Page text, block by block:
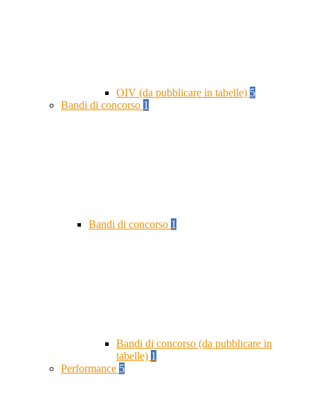
OIV (da pubblicare in tabelle) 5
Bandi di concorso 1
Bandi di concorso 1
Bandi di concorso (da pubblicare in
tabelle) 1
Performance 5